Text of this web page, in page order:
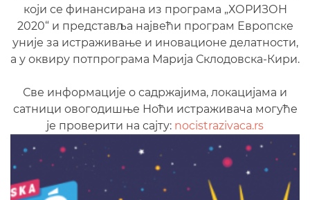
који се финансирана из програма „ХОРИЗОН
2020“ и представља највећи програм Европске
уније за истраживање и иновационе делатности,
а у оквиру потпрограма Марија Склодовска-Кири.
Све информације о садржајима, локацијама и
сатници овогодишње Ноћи истраживача могуће
је проверити на сајту: nocistrazivaca.rs